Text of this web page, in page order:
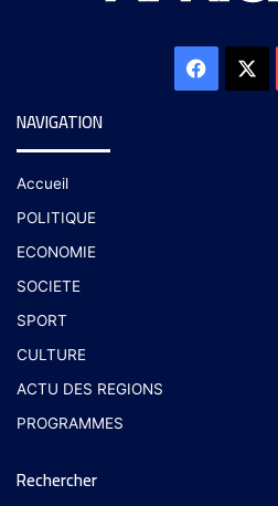
NAVIGATION
Accueil
POLITIQUE
ECONOMIE
SOCIETE
SPORT
CULTURE
ACTU DES REGIONS
PROGRAMMES
Rechercher